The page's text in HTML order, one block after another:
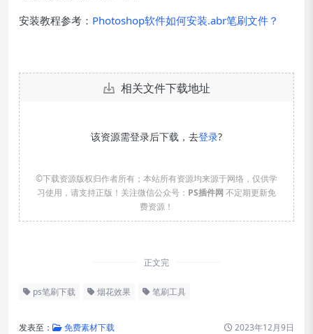
安装教程参考： Photoshop软件如何安装.abr笔刷文件？
相关文件下载地址
该资源需登录后下载，去登录?
©下载资源版权归作者所有；本站所有资源均来源于网络，仅供学
习使用，请支持正版！关注微信公众号： PS插件网 不定期更新免
费资源！
正文完
ps笔刷下载 烟花效果 笔刷工具
发表至： 免费素材下载 2023年12月9日